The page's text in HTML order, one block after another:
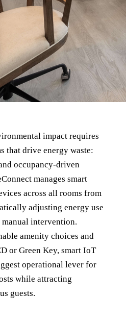
impact requires
that drive energy waste:
occupancy-driven
manages smart
across all rooms from
adjusting energy use
intervention.
amenity choices and
or Green Key, smart IoT
operational lever for
while attracting
guests.